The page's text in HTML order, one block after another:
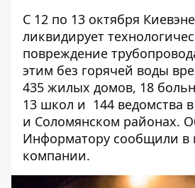
С 12 по 13 октября
ликвидирует
повреждение
этим без горячей воды
435 жилых домов, 18
13 школ и 144 ведомства
и Соломянском районах.
Информатору сообщили в
компании.